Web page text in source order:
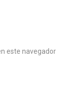
este navegador